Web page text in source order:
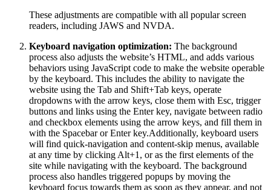
These adjustments are compatible with all popular screen
readers, including JAWS and NVDA.
Keyboard navigation optimization: The background
process also adjusts the website’s HTML, and adds various
behaviors using JavaScript code to make the website operable
by the keyboard. This includes the ability to navigate the
website using the Tab and Shift+Tab keys, operate
dropdowns with the arrow keys, close them with Esc, trigger
buttons and links using the Enter key, navigate between radio
and checkbox elements using the arrow keys, and fill them in
with the Spacebar or Enter key.Additionally, keyboard users
will find quick-navigation and content-skip menus, available
at any time by clicking Alt+1, or as the first elements of the
site while navigating with the keyboard. The background
process also handles triggered popups by moving the
keyboard focus towards them as soon as they appear, and not